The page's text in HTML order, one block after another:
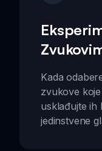
Kada
zvukove
usklađujte ih
jedinstvene